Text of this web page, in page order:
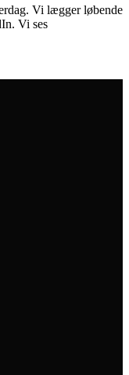
Vi lægger løbende
Vi ses